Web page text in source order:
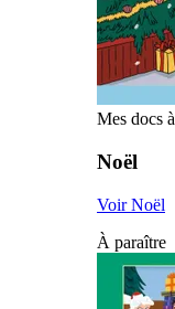
Mes docs
Noël
Voir Noël
À paraître